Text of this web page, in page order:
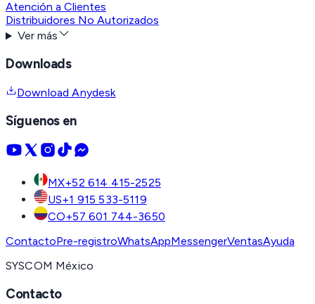
Atención a Clientes
Distribuidores No Autorizados
Ver más
Downloads
Download Anydesk
Síguenos en
MX+52 614 415-2525
US+1 915 533-5119
CO+57 601 744-3650
ContactoPre-registroWhatsAppMessengerVentasAyuda
SYSCOM México
Contacto